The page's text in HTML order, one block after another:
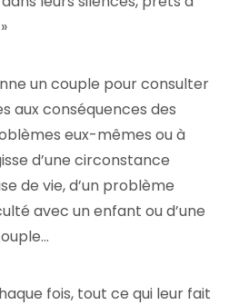
un couple pour consulter
aux conséquences des
eux-mêmes ou à
d’une circonstance
de vie, d’un problème
avec un enfant ou d’une
fois, tout ce qui leur fait